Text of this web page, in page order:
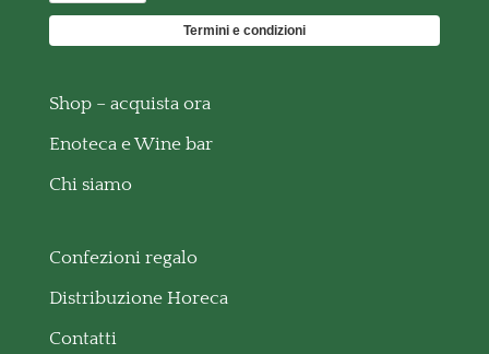
Termini e condizioni
Shop – acquista ora
Enoteca e Wine bar
Chi siamo
Confezioni regalo
Distribuzione Horeca
Contatti